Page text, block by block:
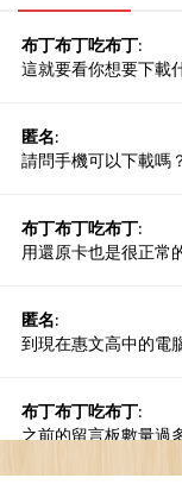
布丁布丁吃布丁:
這就要看你想要下載
匿名:
請問手機可以下載嗎
布丁布丁吃布丁:
用還原卡也是很正常
匿名:
到現在惠文高中的電
布丁布丁吃布丁:
之前的留言板數量過